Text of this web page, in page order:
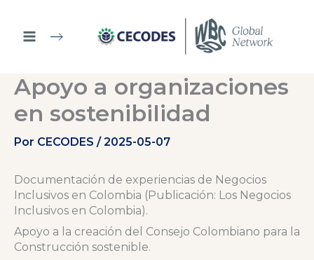
contenido
Apoyo a organizaciones
en sostenibilidad
Por CECODES /2025-05-07
Documentación de experiencias de Negocios
Inclusivos en Colombia (Publicación: Los Negocios
Inclusivos en Colombia).
Apoyo a la creación del Consejo Colombiano para la
Construcción sostenible.